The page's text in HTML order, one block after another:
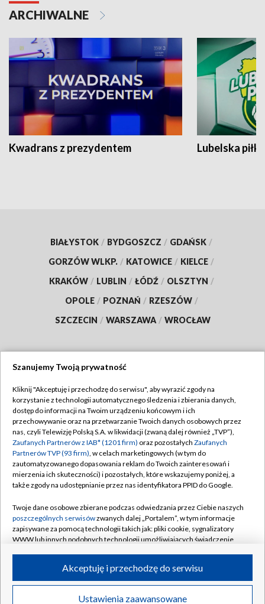
ARCHIWALNE
Kwadrans z prezydentem Lubelska piłka
BIAŁYSTOK / BYDGOSZCZ / GDAŃSK /
GORZÓW WLKP. / KATOWICE / KIELCE /
KRAKÓW / LUBLIN / ŁÓDŹ / OLSZTYN /
OPOLE / POZNAŃ / RZESZÓW /
SZCZECIN / WARSZAWA / WROCŁAW
TVP
Abonament TVP
Emisja w TVP
Centrum informacji TVP
Naziemna Telewizja Cyfrowa
Rada Programowa
System NOS
Informacje o nadawcy
Program dla prasy
Regulamin TVP
Polityka prywatności
Moje zgody
Pomoc
Kontakt
Kanały
©2026 Telewizja Polska S.A. w likwidacji
Szanujemy Twoją prywatność
Kliknij "Akceptuję i przechodzę do serwisu", aby wyrazić zgody na
korzystanie z technologii automatycznego śledzenia i zbierania danych,
dostęp do informacji na Twoim urządzeniu końcowym i ich
przechowywanie oraz na przetwarzanie Twoich danych osobowych przez
nas, czyli Telewizję Polską S.A. w likwidacji (zwaną dalej również „TVP”),
Zaufanych Partnerów z IAB* (1201 firm) oraz pozostałych Zaufanych
Partnerów TVP (93 firm), w celach marketingowych (w tym do
zautomatyzowanego dopasowania reklam do Twoich zainteresowań i
mierzenia ich skuteczności) i pozostałych, które wskazujemy poniżej, a
także zgody na udostępnianie przez nas identyfikatora PPID do Google.
Twoje dane osobowe zbierane podczas odwiedzania przez Ciebie naszych
poszczególnych serwisówzwanych dalej „Portalem”, w tym informacje
zapisywane za pomocą technologii takich jak: pliki cookie, sygnalizatory
WWW lub innych podobnych technologii umożliwiających świadczenie
ruchu w Internecie.
Twoje dane osobowe zbierane podczas odwiedzania przez Ciebie
Ustawienia zaawansowane
Akceptuję i przechodzę do serwisu